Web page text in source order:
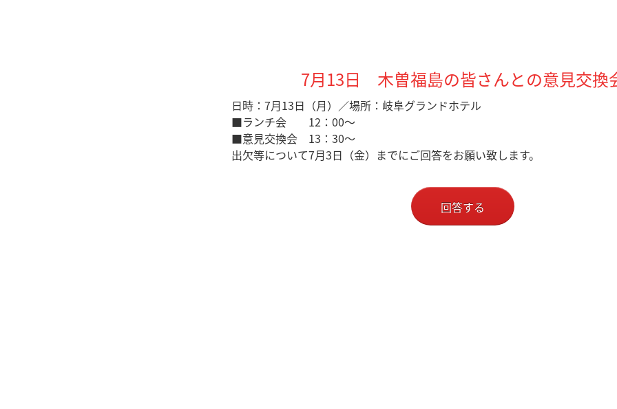
7月13日 木曽福島の皆さんとの意見交換
日時：7月13日（月）／場所：岐阜グランドホテル
■ランチ会 12：00～
■意見交換会 13：30～
出欠等について7月3日（金）までにご回答をお願い致します。
回答する